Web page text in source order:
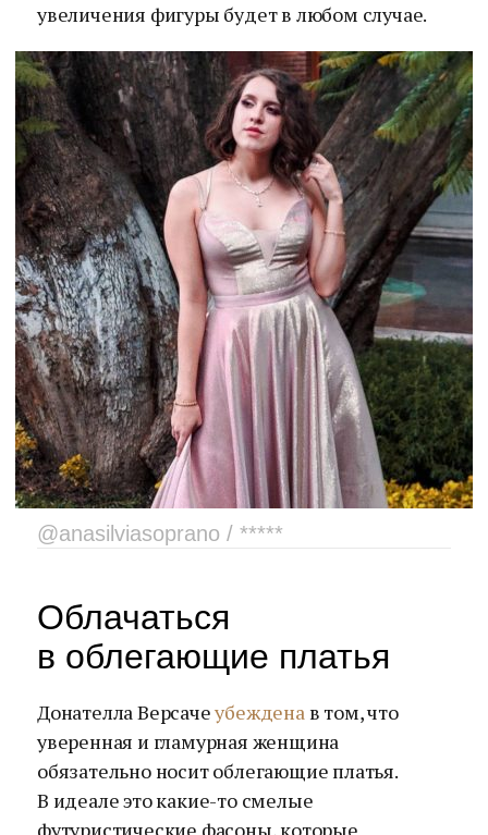
увеличения фигуры будет в любом случае.
@anasilviasoprano / *****
Облачаться
в облегающие платья
Донателла Версачеубежденав том, что
уверенная и гламурная женщина
обязательно носит облегающие платья.
В идеале это какие-то смелые
футуристические фасоны, которые